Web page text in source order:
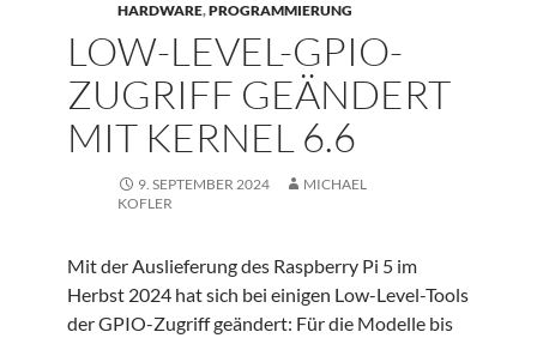
HARDWARE,PROGRAMMIERUNG
LOW-LEVEL-GPIO-
ZUGRIFF GEÄNDERT
MIT KERNEL 6.6
9. SEPTEMBER 2024
MICHAEL
KOFLER
Mit der Auslieferung des Raspberry Pi 5 im
Herbst 2024 hat sich bei einigen Low-Level-Tools
der GPIO-Zugriff geändert: Für die Modelle bis